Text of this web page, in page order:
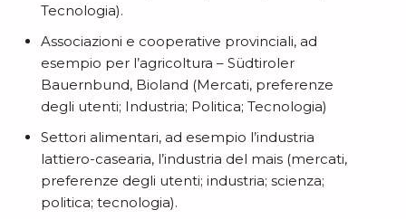
Tecnologia).
Associazioni e cooperative provinciali, ad
esempio per l’agricoltura – Südtiroler
Bauernbund, Bioland (Mercati, preferenze
degli utenti; Industria; Politica; Tecnologia)
Settori alimentari, ad esempio l’industria
lattiero-casearia, l’industria del mais (mercati,
preferenze degli utenti; industria; scienza;
politica; tecnologia).